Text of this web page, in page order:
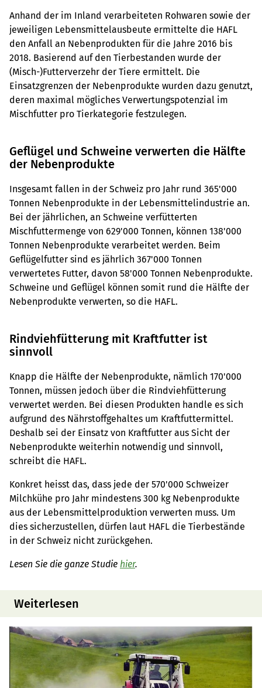
Anhand der im Inland verarbeiteten Rohwaren sowie der
jeweiligen Lebensmittelausbeute ermittelte die HAFL
den Anfall an Nebenprodukten für die Jahre 2016 bis
2018. Basierend auf den Tierbestanden wurde der
(Misch-)Futterverzehr der Tiere ermittelt. Die
Einsatzgrenzen der Nebenprodukte wurden dazu genutzt,
deren maximal mögliches Verwertungspotenzial im
Mischfutter pro Tierkategorie festzulegen.
Geflügel und Schweine verwerten die Hälfte
der Nebenprodukte
Insgesamt fallen in der Schweiz pro Jahr rund 365'000
Tonnen Nebenprodukte in der Lebensmittelindustrie an.
Bei der jährlichen, an Schweine verfütterten
Mischfuttermenge von 629'000 Tonnen, können 138'000
Tonnen Nebenprodukte verarbeitet werden. Beim
Geflügelfutter sind es jährlich 367'000 Tonnen
verwertetes Futter, davon 58'000 Tonnen Nebenprodukte.
Schweine und Geflügel können somit rund die Hälfte der
Nebenprodukte verwerten, so die HAFL.
Rindviehfütterung mit Kraftfutter ist
sinnvoll
Knapp die Hälfte der Nebenprodukte, nämlich 170'000
Tonnen, müssen jedoch über die Rindviehfütterung
verwertet werden. Bei diesen Produkten handle es sich
aufgrund des Nährstoffgehaltes um Kraftfuttermittel.
Deshalb sei der Einsatz von Kraftfutter aus Sicht der
Nebenprodukte weiterhin notwendig und sinnvoll,
schreibt die HAFL.
Konkret heisst das, dass jede der 570'000 Schweizer
Milchkühe pro Jahr mindestens 300 kg Nebenprodukte
aus der Lebensmittelproduktion verwerten muss. Um
dies sicherzustellen, dürfen laut HAFL die Tierbestände
in der Schweiz nicht zurückgehen.
Lesen Sie die ganze Studie hier.
Weiterlesen